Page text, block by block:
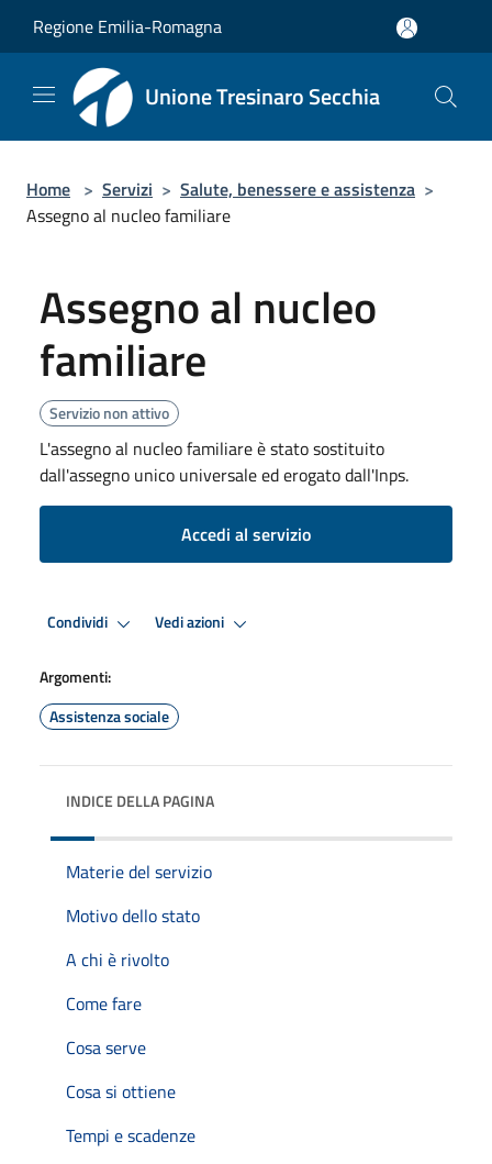
Regione Emilia-Romagna
Unione Tresinaro Secchia
Home > Servizi > Salute, benessere e assistenza >
Assegno al nucleo familiare
Assegno al nucleo
familiare
Servizio non attivo
L'assegno al nucleo familiare è stato sostituito
dall'assegno unico universale ed erogato dall'Inps.
Accedi al servizio
Condividi Vedi azioni
Argomenti:
Assistenza sociale
INDICE DELLA PAGINA
Materie del servizio
Motivo dello stato
A chi è rivolto
Come fare
Cosa serve
Cosa si ottiene
Tempi e scadenze